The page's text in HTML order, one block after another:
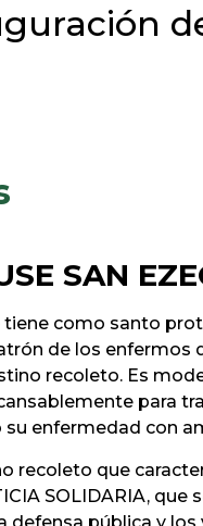
SAN
tiene como santo
de los enfermos
recoleto. Es
para
enfermedad con
recoleto que
SOLIDARIA, que